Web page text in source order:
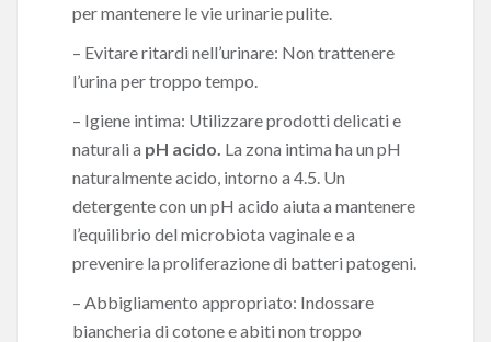
per mantenere le vie urinarie pulite.
– Evitare ritardi nell’urinare: Non trattenere
l’urina per troppo tempo.
– Igiene intima: Utilizzare prodotti delicati e
naturali a pH acido. La zona intima ha un pH
naturalmente acido, intorno a 4.5. Un
detergente con un pH acido aiuta a mantenere
l’equilibrio del microbiota vaginale e a
prevenire la proliferazione di batteri patogeni.
– Abbigliamento appropriato: Indossare
biancheria di cotone e abiti non troppo